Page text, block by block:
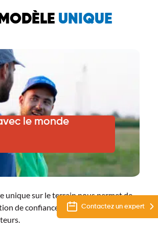
UNIQUE
le monde
unique sur le terrain nous permet de
de confiance avec les agriculteurs
Contactez un expert